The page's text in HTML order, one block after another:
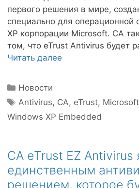
первого решения в мире,
специально для операционной
XP корпорации Microsoft. CA
том, что eTrust Antivirus будет
Читать далее
Рубрики
Новости
Метки
Antivirus, CA, eTrust, Microsoft
Windows XP Embedded
CA eTrust EZ Antivirus
единственным
решением, которое